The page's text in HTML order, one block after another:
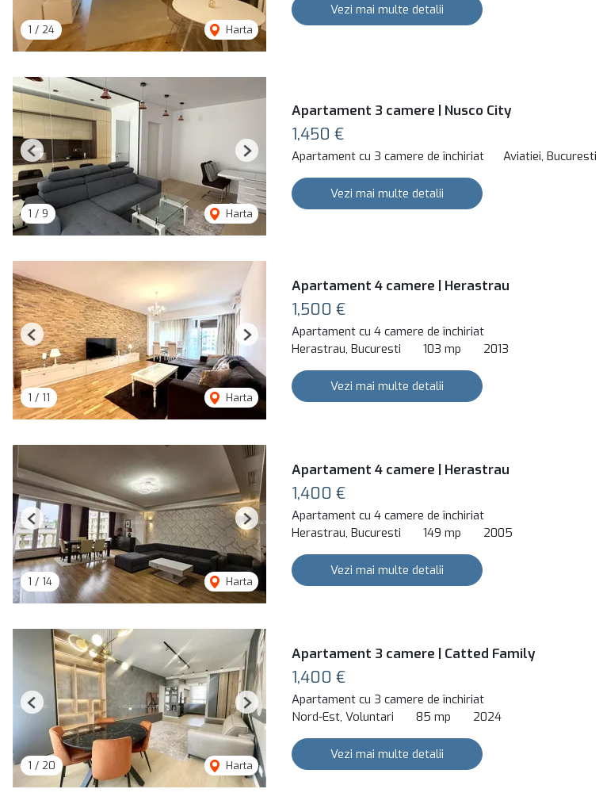
1 / 24 Harta
Vezi mai multe detalii
1 / 9 Harta
Previous Next
Apartament 3 camere | Nusco City
1,450 €
Apartament cu 3 camere de închiriat Aviatiei, Bucuresti
Vezi mai multe detalii
1 / 11 Harta
Previous Next
Apartament 4 camere | Herastrau
1,500 €
Apartament cu 4 camere de închiriat
Herastrau, Bucuresti
103 mp 2013
Vezi mai multe detalii
1 / 14 Harta
Previous Next
Apartament 4 camere | Herastrau
1,400 €
Apartament cu 4 camere de închiriat
Herastrau, Bucuresti
149 mp 2005
Vezi mai multe detalii
1 / 20 Harta
Previous Next
Apartament 3 camere | Catted Family
1,400 €
Apartament cu 3 camere de închiriat
Nord-Est, Voluntari
85 mp 2024
Vezi mai multe detalii